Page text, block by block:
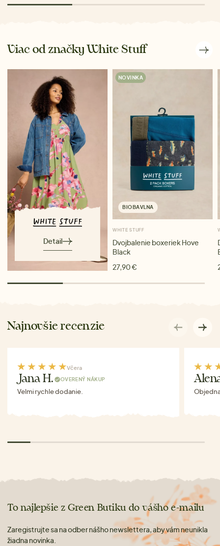
Viac od značky White Stuff
Detail
NOVINKA
BIOBAVLNA
WHITE STUFF
Dvojbalenie boxeriek Hove
Black
27,90 €
Najnovšie recenzie
Včera
Jana H. OVERENÝ NÁKUP
Velmi rychle dodanie.
To najlepšie z Green Butiku do vášho e-mailu
Zaregistrujte sa na odber nášho newslettera, aby vám neunikla
žiadna novinka.